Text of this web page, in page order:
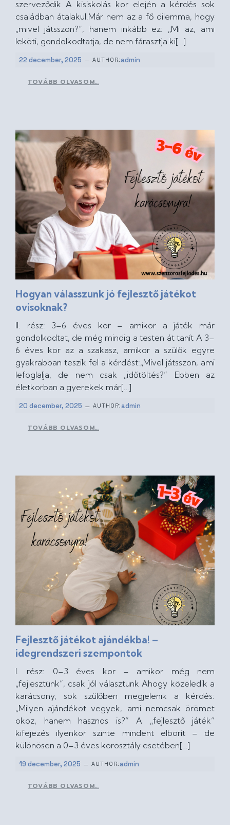
szerveződik A kisiskolás kor elején a kérdés sok
családban átalakul.Már nem az a fő dilemma, hogy
„mivel játsszon?”, hanem inkább ez: „Mi az, ami
leköti, gondolkodtatja, de nem fárasztja ki[…]
22 december, 2025 – AUTHOR:admin
TOVÁBB OLVASOM…
Hogyan válasszunk jó fejlesztő játékot
ovisoknak?
II. rész: 3–6 éves kor – amikor a játék már
gondolkodtat, de még mindig a testen át tanít A 3–
6 éves kor az a szakasz, amikor a szülők egyre
gyakrabban teszik fel a kérdést:„Mivel játsszon, ami
lefoglalja, de nem csak „időtöltés?” Ebben az
életkorban a gyerekek már[…]
20 december, 2025 – AUTHOR:admin
TOVÁBB OLVASOM…
Fejlesztő játékot ajándékba! –
idegrendszeri szempontok
I. rész: 0–3 éves kor – amikor még nem
„fejlesztünk”, csak jól választunk Ahogy közeledik a
karácsony, sok szülőben megjelenik a kérdés:
„Milyen ajándékot vegyek, ami nemcsak örömet
okoz, hanem hasznos is?” A „fejlesztő játék”
kifejezés ilyenkor szinte mindent elborít – de
különösen a 0–3 éves korosztály esetében[…]
19 december, 2025 – AUTHOR:admin
TOVÁBB OLVASOM…